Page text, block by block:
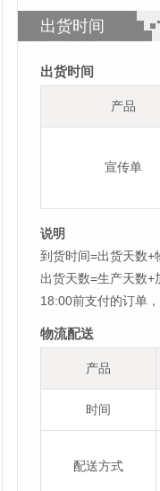
出货时间
出货时间
产品
宣传单
说明
到货时间=出货天数+
出货天数=生产天数
18:00前支付的订单
物流配送
产品
时间
配送方式